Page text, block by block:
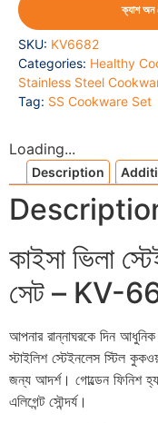
ক্যাশ অন
SKU: KV6682
Categories: Healthy
Stainless Steel
Tag: SS Cookware Set
Loading...
Description
কাইসা ভিলা
সেট – KV-
আপনার রান্নাঘরকে দিন
স্টাইলিশ স্টেইনলেস স্টিল
জন্য আদর্শ। গোল্ডেন ফিনিশ
এলিগেন্ট সৌন্দর্য।